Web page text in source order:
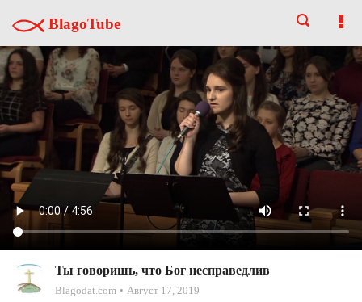
BlagoTube
Ты говоришь, что Бог несправедлив
Blagodat.com Август 17, 2019